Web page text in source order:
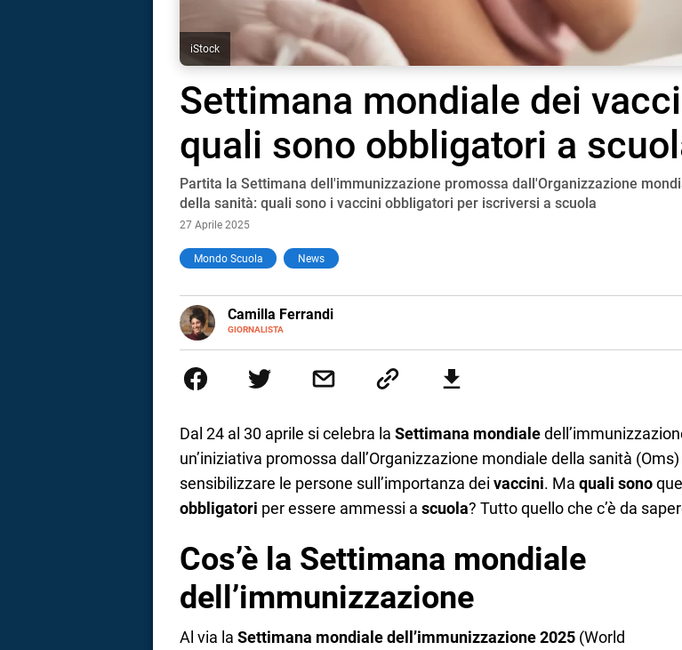
iStock
Settimana mondiale dei
quali sono obbligatori a
Partita la Settimana dell'immunizzazione promossa dall'Organizzazione
della sanità: quali sono i vaccini obbligatori per iscriversi a scuola
27 Aprile 2025
Mondo Scuola News
Camilla Ferrandi
GIORNALISTA
E-
MAIL
LINKEDIN
più fermata. L’attualità è il mio pane quotidiano, i libri la mia via per evadere e
la mente.
Dal 24 al 30 aprile si celebra la Settimana mondiale
un’iniziativa promossa dall’Organizzazione mondiale della sanità
sensibilizzare le persone sull’importanza dei vaccini. Ma quali sono
obbligatori per essere ammessi a scuola? Tutto quello che c’è da
Cos’è la Settimana mondiale
dell’immunizzazione
Al via la Settimana mondiale dell’immunizzazione 2025 (World